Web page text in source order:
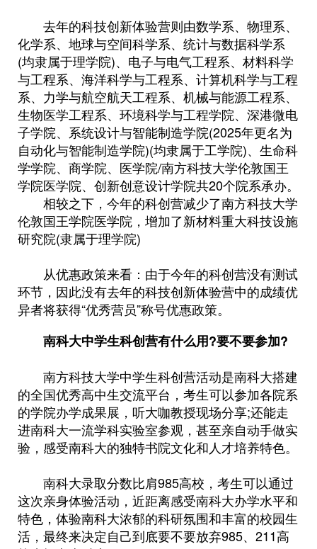
去年的科技创新体验营则由数学系、物理系、
化学系、地球与空间科学系、统计与数据科学系
(均隶属于理学院)、电子与电气工程系、材料科学
与工程系、海洋科学与工程系、计算机科学与工程
系、力学与航空航天工程系、机械与能源工程系、
生物医学工程系、环境科学与工程学院、深港微电
子学院、系统设计与智能制造学院(2025年更名为
自动化与智能制造学院)(均隶属于工学院)、生命科
学学院、商学院、医学院/南方科技大学伦敦国王
学院医学院、创新创意设计学院共20个院系承办。
相较之下，今年的科创营减少了南方科技大学
伦敦国王学院医学院，增加了新材料重大科技设施
研究院(隶属于理学院)
从优惠政策来看：由于今年的科创营没有测试
环节，因此没有去年的科技创新体验营中的成绩优
异者将获得“优秀营员”称号优惠政策。
南科大中学生科创营有什么用?要不要参加?
南方科技大学中学生科创营活动是南科大搭建
的全国优秀高中生交流平台，考生可以参加各院系
的学院办学成果展，听大咖教授现场分享;还能走
进南科大一流学科实验室参观，甚至亲自动手做实
验，感受南科大的独特书院文化和人才培养特色。
南科大录取分数比肩985高校，考生可以通过
这次亲身体验活动，近距离感受南科大办学水平和
特色，体验南科大浓郁的科研氛围和丰富的校园生
活，最终来决定自己到底要不要放弃985、211高